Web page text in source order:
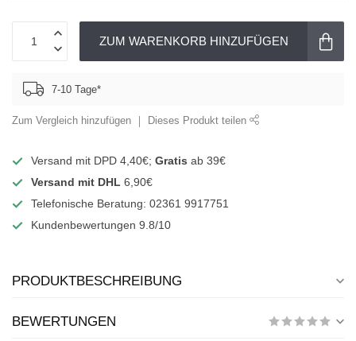
ZUM WARENKORB HINZUFÜGEN
7-10 Tage*
Zum Vergleich hinzufügen Dieses Produkt teilen
Versand mit DPD 4,40€; Gratis ab 39€
Versand mit DHL 6,90€
Telefonische Beratung: 02361 9917751
Kundenbewertungen 9.8/10
PRODUKTBESCHREIBUNG
BEWERTUNGEN